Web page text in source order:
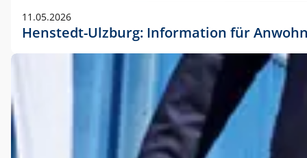
11.05.2026
Henstedt-Ulzburg: Information für